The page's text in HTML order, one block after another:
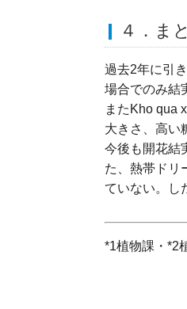
４．ま
過去2年に引
場合でのみ結
またKho qua
大きさ、高い
今後も開花結
た、熱帯ドリ
ていない。し
*1植物課・*2